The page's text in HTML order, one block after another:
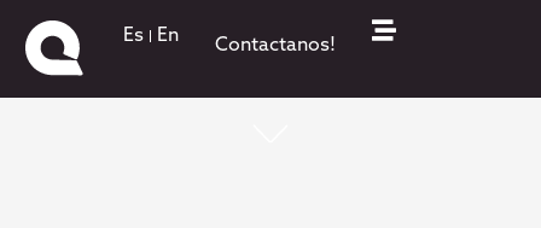
Es En Contactanos!